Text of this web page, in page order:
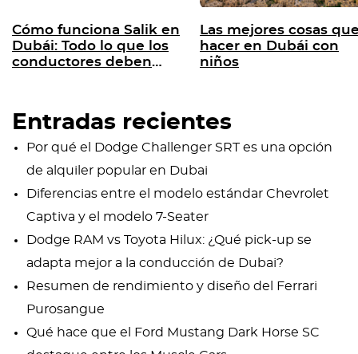
Cómo funciona Salik en
Dubái: Todo lo que los
conductores deben
Las mejores cosas
hacer en Dubái con
niños
Entradas recientes
Por qué el Dodge Challenger SRT es una opción
de alquiler popular en Dubai
Diferencias entre el modelo estándar Chevrolet
Captiva y el modelo 7-Seater
Dodge RAM vs Toyota Hilux: ¿Qué pick-up se
adapta mejor a la conducción de Dubai?
Resumen de rendimiento y diseño del Ferrari
Purosangue
Qué hace que el Ford Mustang Dark Horse SC